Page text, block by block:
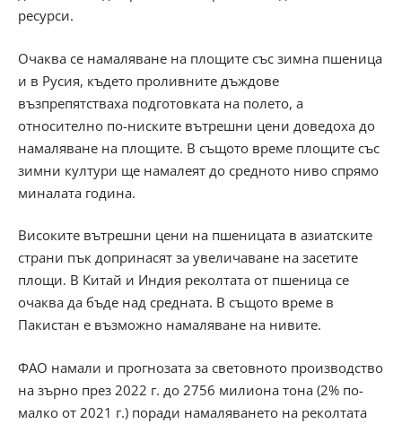
ресурси.
Очаква се намаляване на площите със зимна пшеница
и в Русия, където проливните дъждове
възпрепятстваха подготовката на полето, а
относително по-ниските вътрешни цени доведоха до
намаляване на площите. В същото време площите със
зимни култури ще намалеят до средното ниво спрямо
миналата година.
Високите вътрешни цени на пшеницата в азиатските
страни пък допринасят за увеличаване на засетите
площи. В Китай и Индия реколтата от пшеница се
очаква да бъде над средната. В същото време в
Пакистан е възможно намаляване на нивите.
ФАО намали и прогнозата за световното производство
на зърно през 2022 г. до 2756 милиона тона (2% по-
малко от 2021 г.) поради намаляването на реколтата